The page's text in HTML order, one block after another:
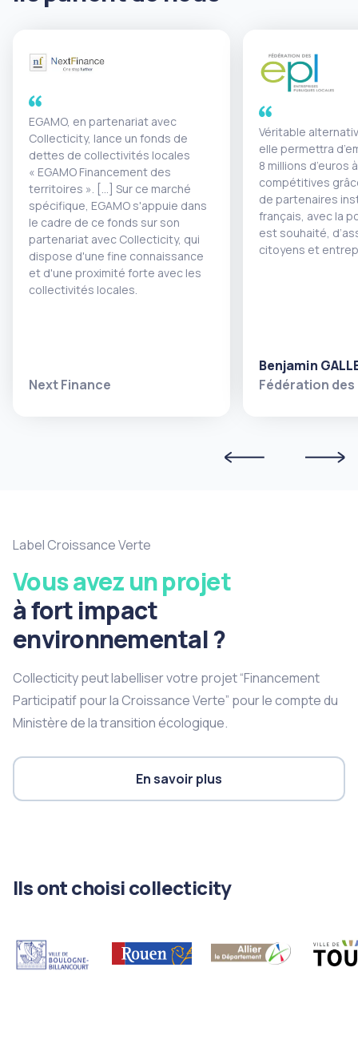
EGAMO, en partenariat avec
Collecticity, lance un fonds de
dettes de collectivités locales
« EGAMO Financement des
territoires ». [...] Sur ce marché
spécifique, EGAMO s'appuie dans
le cadre de ce fonds sur son
partenariat avec Collecticity, qui
dispose d'une fine connaissance
et d'une proximité forte avec les
collectivités locales.
Next Finance
Véritable
elle permettra
8 millions d’euros
compétitives
de partenaires
français, avec la
est souhaité,
citoyens et
Benjamin
Fédération des
Label Croissance Verte
Vous avez un projet
à fort impact
environnemental ?
Collecticity peut labelliser votre projet “Financement
Participatif pour la Croissance Verte” pour le compte du
Ministère de la transition écologique.
En savoir plus
Ils ont choisi collecticity